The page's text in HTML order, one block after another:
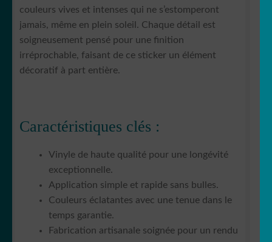
couleurs vives et intenses qui ne s’estomperont
jamais, même en plein soleil. Chaque détail est
soigneusement pensé pour une finition
irréprochable, faisant de ce sticker un élément
décoratif à part entière.
Caractéristiques clés :
Vinyle de haute qualité pour une longévité
exceptionnelle.
Application simple et rapide sans bulles.
Couleurs éclatantes avec une tenue dans le
temps garantie.
Fabrication artisanale soignée pour un rendu